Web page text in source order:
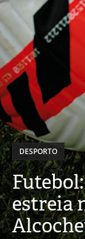
DESPORTO
estreia